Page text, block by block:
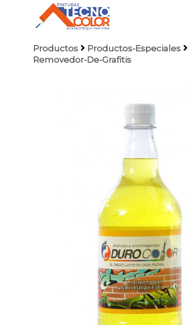
Productos Productos-Especiales
Removedor-De-Grafitis